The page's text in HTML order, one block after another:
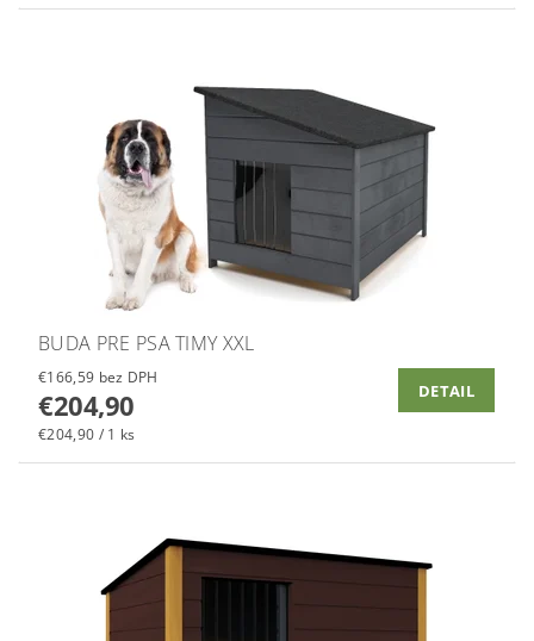
BUDA PRE PSA TIMY XXL
€166,59 bez DPH
€204,90
€204,90 / 1 ks
DETAIL